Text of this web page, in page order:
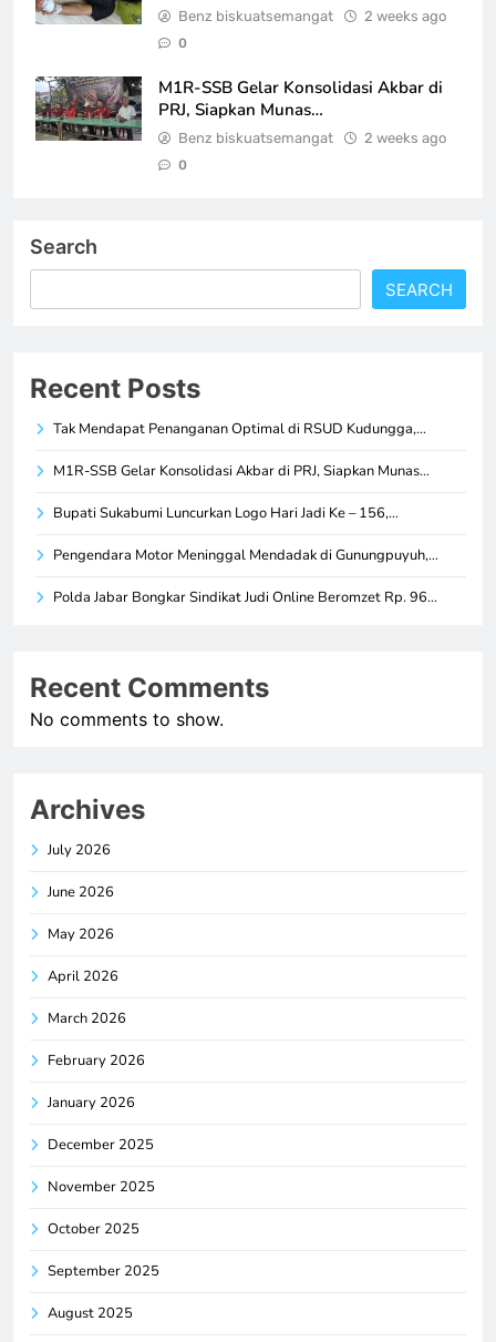
Benz biskuatsemangat 2 weeks ago
0
M1R-SSB Gelar Konsolidasi Akbar di
PRJ, Siapkan Munas…
Benz biskuatsemangat 2 weeks ago
0
Search
SEARCH
Recent Posts
Tak Mendapat Penanganan Optimal di RSUD Kudungga,…
M1R-SSB Gelar Konsolidasi Akbar di PRJ, Siapkan Munas…
Bupati Sukabumi Luncurkan Logo Hari Jadi Ke – 156,…
Pengendara Motor Meninggal Mendadak di Gunungpuyuh,…
Polda Jabar Bongkar Sindikat Judi Online Beromzet Rp. 96…
Recent Comments
No comments to show.
Archives
July 2026
June 2026
May 2026
April 2026
March 2026
February 2026
January 2026
December 2025
November 2025
October 2025
September 2025
August 2025